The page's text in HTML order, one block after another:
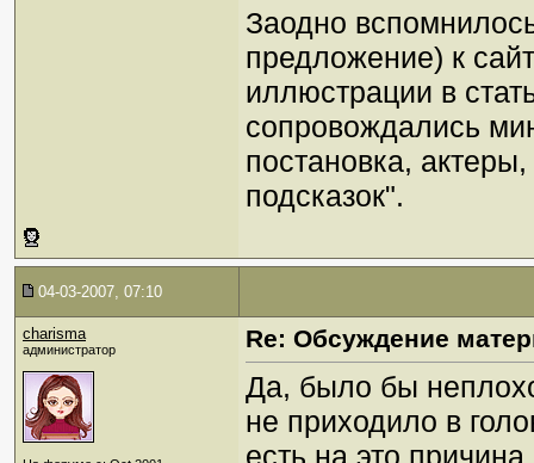
Заодно
предложение) к
иллюстрации в
сопровождались
постановка,
подсказок".
04-03-2007, 07:10
charisma
администратор Re: Обсуждение
Да, было бы
не приходило в
есть на это